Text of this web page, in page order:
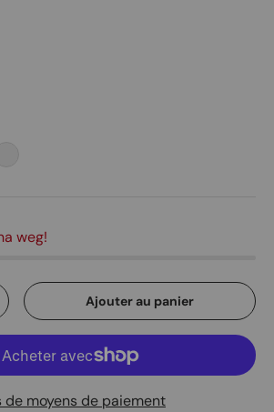
weg!
la quantité
Ajouter au panier
de moyens de paiement